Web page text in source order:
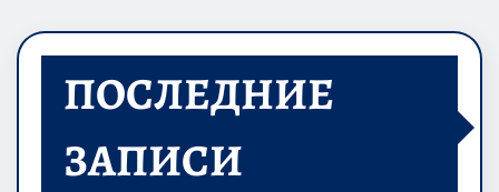
ПОСЛЕДНИЕ
ЗАПИСИ